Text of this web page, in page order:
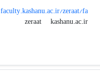
faculty.kashanu.ac.ir/zeraat/fa
zeraat
kashanu.ac.ir